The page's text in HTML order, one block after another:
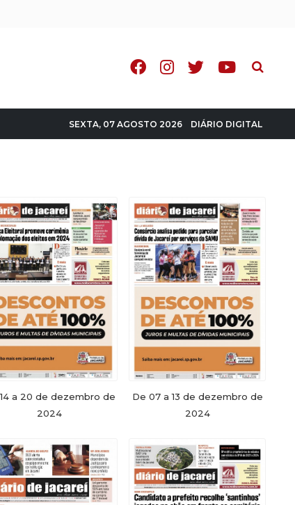
Pesquisa
SEXTA, 07 AGOSTO 2026 DIÁRIO DIGITAL
a 20 de dezembro de
2024
De 07 a 13 de dezembro de
2024